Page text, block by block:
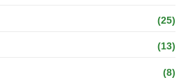
(25)
(13)
(8)